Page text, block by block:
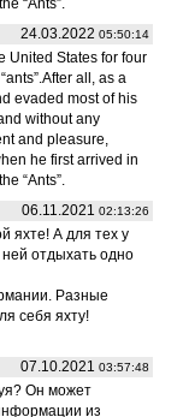
24.03.2022 05:50:14
United States for four
all, as a
evaded most of his
without any
and pleasure,
he first arrived in
“Ants”.
06.11.2021 02:13:26
яхте! А для тех у
отдыхать одно
Разные
себя яхту!
07.10.2021 03:57:48
Он может
из